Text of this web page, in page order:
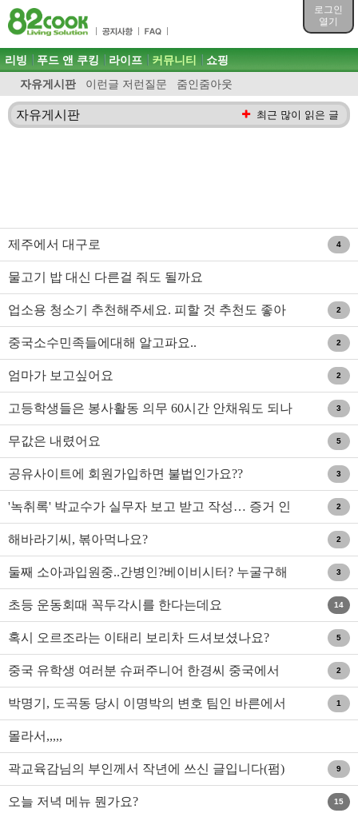
로그인
열기
목차
주메뉴 바로가기
컨텐츠 바로가기
검색 바로가기
로그인 바로가기
주메뉴
리빙 푸드 앤 쿠킹 라이프 커뮤니티
자유게시판 이런글 저런질문 줌인줌아웃
쇼핑
자유게시판 최근 많이 읽은 글
제주에서 대구로 4
물고기 밥 대신 다른걸 줘도 될까요
업소용 청소기 추천해주세요. 피할 것 추천도 좋아
요 ^^
2
중국소수민족들에대해 알고파요.. 2
엄마가 보고싶어요 2
고등학생들은 봉사활동 의무 60시간 안채워도 되나
요?
3
무값은 내렸어요 5
공유사이트에 회원가입하면 불법인가요?? 3
'녹취록' 박교수가 실무자 보고 받고 작성… 증거 인
정 쉽지않아..
2
해바라기씨, 볶아먹나요? 2
둘째 소아과입원중..간병인?베이비시터? 누굴구해
야하나요?
3
초등 운동회때 꼭두각시를 한다는데요 14
혹시 오르조라는 이태리 보리차 드셔보셨나요? 5
중국 유학생 여러분 슈퍼주니어 한경씨 중국에서
활동하시나요?
2
박명기, 도곡동 당시 이명박의 변호 팀인 바른에서
변호?
1
몰라서,,,,,
곽교육감님의 부인께서 작년에 쓰신 글입니다(펌) 9
오늘 저녁 메뉴 뭔가요? 15